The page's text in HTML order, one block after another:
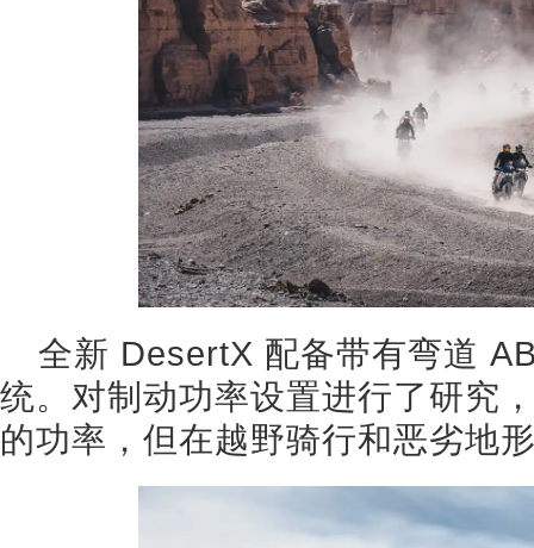
全新 DesertX 配备带有弯道
统。对制动功率设置进行了研究
的功率，但在越野骑行和恶劣地